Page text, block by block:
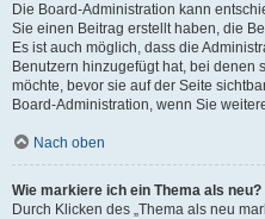
Die Board-Administration kann
Sie einen Beitrag erstellt haben, die
Es ist auch möglich, dass die
Benutzern hinzugefügt hat, bei denen
möchte, bevor sie auf der Seite
Board-Administration, wenn Sie
Nach oben
Wie markiere ich ein Thema als neu?
Durch Klicken des „Thema als neu